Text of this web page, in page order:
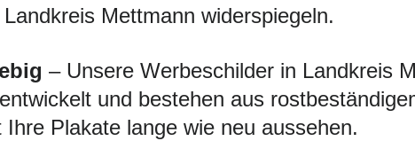
Mettmann widerspiegeln.
– Unsere Werbeschilder in Landkreis
und bestehen aus
Plakate lange wie neu aussehen.